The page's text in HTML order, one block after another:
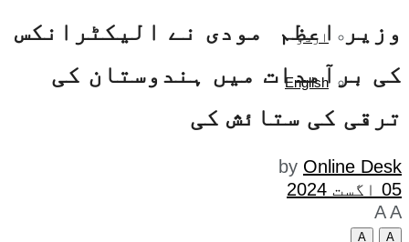
اردو
English
وزیر اعظم مودی نے الیکٹرانکس
کی برآمدات میں ہندوستان کی
ترقی کی ستائش کی
by Online Desk
05 اگست 2024
A A
A
A